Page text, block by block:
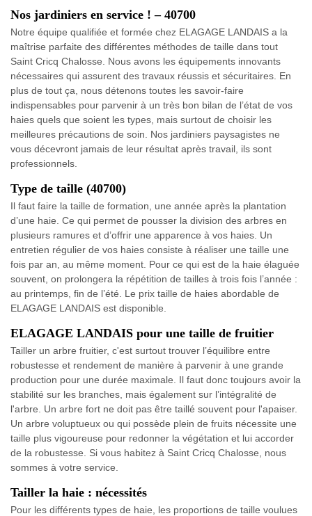
Nos jardiniers en service ! – 40700
Notre équipe qualifiée et formée chez ELAGAGE LANDAIS a la
maîtrise parfaite des différentes méthodes de taille dans tout
Saint Cricq Chalosse. Nous avons les équipements innovants
nécessaires qui assurent des travaux réussis et sécuritaires. En
plus de tout ça, nous détenons toutes les savoir-faire
indispensables pour parvenir à un très bon bilan de l’état de vos
haies quels que soient les types, mais surtout de choisir les
meilleures précautions de soin. Nos jardiniers paysagistes ne
vous décevront jamais de leur résultat après travail, ils sont
professionnels.
Type de taille (40700)
Il faut faire la taille de formation, une année après la plantation
d’une haie. Ce qui permet de pousser la division des arbres en
plusieurs ramures et d’offrir une apparence à vos haies. Un
entretien régulier de vos haies consiste à réaliser une taille une
fois par an, au même moment. Pour ce qui est de la haie élaguée
souvent, on prolongera la répétition de tailles à trois fois l’année :
au printemps, fin de l’été. Le prix taille de haies abordable de
ELAGAGE LANDAIS est disponible.
ELAGAGE LANDAIS pour une taille de fruitier
Tailler un arbre fruitier, c'est surtout trouver l’équilibre entre
robustesse et rendement de manière à parvenir à une grande
production pour une durée maximale. Il faut donc toujours avoir la
stabilité sur les branches, mais également sur l’intégralité de
l'arbre. Un arbre fort ne doit pas être taillé souvent pour l'apaiser.
Un arbre voluptueux ou qui possède plein de fruits nécessite une
taille plus vigoureuse pour redonner la végétation et lui accorder
de la robustesse. Si vous habitez à Saint Cricq Chalosse, nous
sommes à votre service.
Tailler la haie : nécessités
Pour les différents types de haie, les proportions de taille voulues